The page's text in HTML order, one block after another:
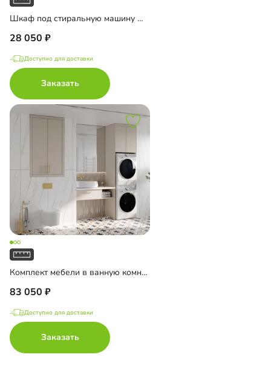
Шкаф под стиральную машину Ментон-4
28 050
Доступно для доставки
Заказать
Комплект мебели в ванную комнату Ментон-4
83 050
Доступно для доставки
Заказать